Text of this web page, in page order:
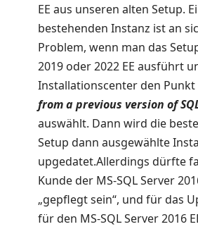
EE aus unseren alten Setup.
bestehenden Instanz ist an
Problem, wenn man das
2019 oder 2022 EE ausführt
Installationscenter den Punkt
from a previous version of
auswählt. Dann wird die
Setup dann ausgewählte
upgedatet.Allerdings dürfte
Kunde der MS-SQL Server
„gepflegt sein“, und für das
für den MS-SQL Server 2016